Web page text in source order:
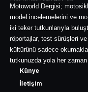
Motoworld Dergisi;
model incelemelerini ve
iki teker tutkunlarıyla
röportajlar, test sürüşleri
kültürünü sadece
tutkunuzda yola her zaman
Künye
İletişim